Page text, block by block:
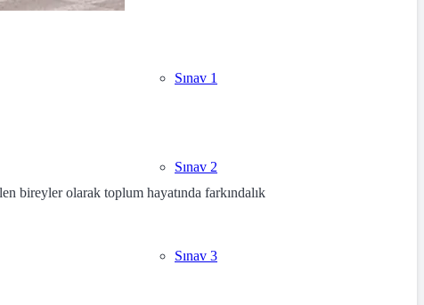
Sınav 1
Sınav 2
Sınav 3
bireyler olarak toplum hayatında farkındalık